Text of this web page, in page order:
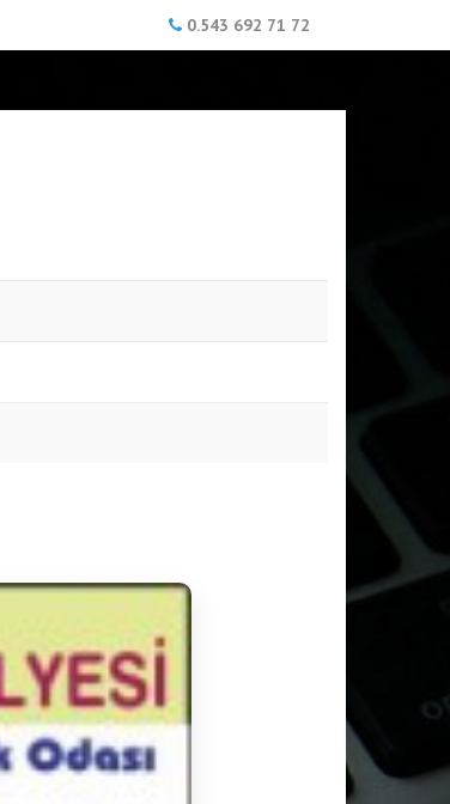
0.543 692 71 72